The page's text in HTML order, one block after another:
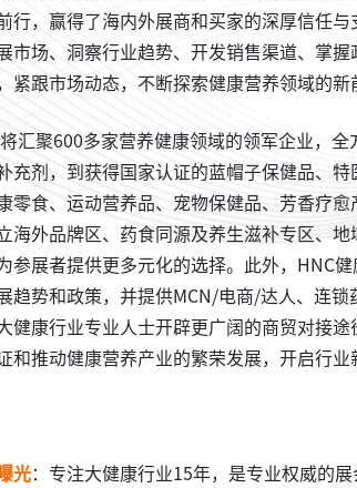
行，赢得了海内外展商和买家的深厚信任
市场、洞察行业趋势、开发销售渠道、掌
紧跟市场动态，不断探索健康营养领域的新
汇聚600多家营养健康领域的领军企业，
充剂，到获得国家认证的蓝帽子保健品、
零食、运动营养品、宠物保健品、芳香疗
海外品牌区、药食同源及养生滋补专区、
参展者提供更多元化的选择。此外，HNC
趋势和政策，并提供MCN/电商/达人、连
健康行业专业人士开辟更广阔的商贸对接
和推动健康营养产业的繁荣发展，开启行业
光：专注大健康行业15年，是专业权威的